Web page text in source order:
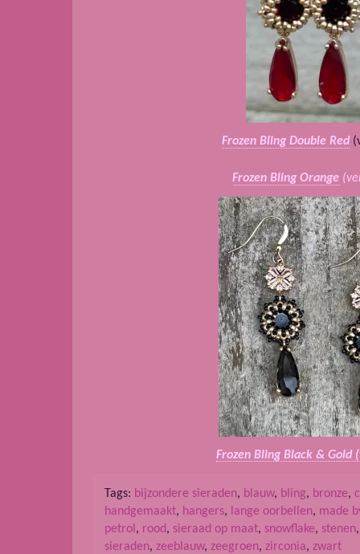
Frozen Bling Double Red
Frozen Bling Orange
Frozen Bling Black & Gold
Tags: bijzondere sieraden, blauw, bling, bronze,
handgemaakt, hangers, lange oorbellen, made
petrol , rood, sieraad op maat, snowflake, stenen
sieraden, zeeblauw, zeegroen, zirconia, zwart